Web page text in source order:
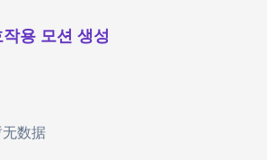
용 모션 생성
数据